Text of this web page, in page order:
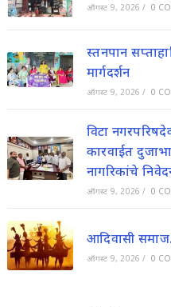
ऑगस्ट 9, 2026 / 0
स्तनपान
मार्गदर्शन
ऑगस्ट 9, 2026 / 0
विटा
कारवाईत
नागरिकांचे
ऑगस्ट 9, 2026 / 0
आदिवासी
ऑगस्ट 9, 2026 / 0